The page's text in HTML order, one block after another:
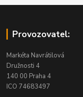
Provozovatel:
Markéta Navrátilová
Družnosti 4
140 00 Praha 4
ICO 74683497